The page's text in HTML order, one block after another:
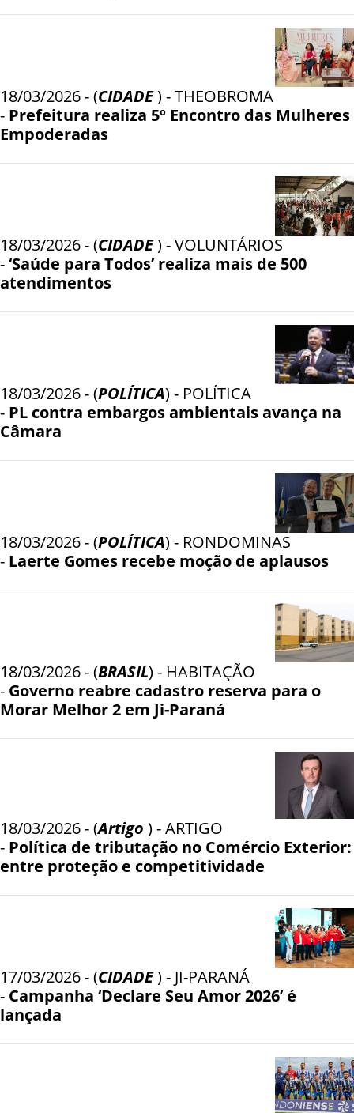
18/03/2026 - (CIDADE) - THEOBROMA
- Prefeitura realiza 5º Encontro das Mulheres
Empoderadas
18/03/2026 - (CIDADE) - VOLUNTÁRIOS
-‘Saúde para Todos’ realiza mais de 500
atendimentos
18/03/2026 - (POLÍTICA) - POLÍTICA
- PL contra embargos ambientais avança na
Câmara
18/03/2026 - (POLÍTICA) - RONDOMINAS
- Laerte Gomes recebe moção de aplausos
18/03/2026 - (BRASIL) - HABITAÇÃO
- Governo reabre cadastro reserva para o
Morar Melhor 2 em Ji-Paraná
18/03/2026 - (Artigo ) - ARTIGO
- Política de tributação no Comércio Exterior:
entre proteção e competitividade
17/03/2026 - (CIDADE) - JI-PARANÁ
- Campanha ‘Declare Seu Amor 2026’ é
lançada